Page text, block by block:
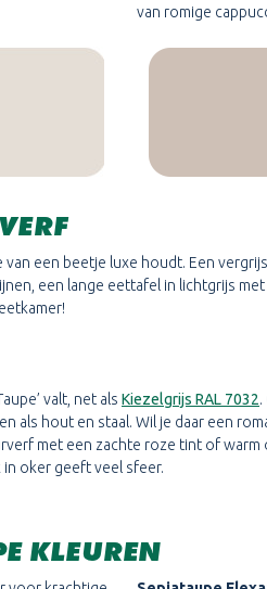
van romige
een beetje luxe houdt. Een
een lange eettafel in lichtgrijs
valt, net als Kiezelgrijs RAL 7032
als hout en staal. Wil je daar een
met een zachte roze tint of
oker geeft veel sfeer.
KLEUREN